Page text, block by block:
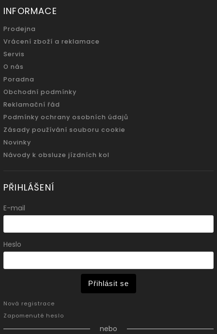
INFORMACE
Prodejna
Vrácení zboží a reklamace
Servis
O nás
Poradna
Obchodní podmínky
Reklamační řád
Podmínky ochrany osobních údajů
Zásady používání souboru cookie
Novinky
Návody k obsluze jízdních kol
PŘIHLÁŠENÍ
E-mail
Heslo
Přihlásit se
Nová registrace
Zapomenuté heslo
nebo